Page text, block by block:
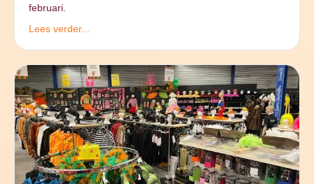
februari.
Lees verder...